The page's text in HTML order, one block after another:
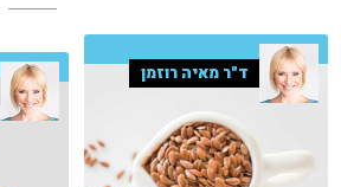
ד"ר מאיה רוזמן